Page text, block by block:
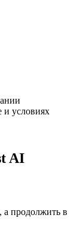
и условиях
AI
а продолжить в